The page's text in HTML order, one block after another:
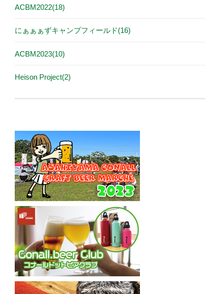
ACBM2022(18)
にぁぁぁずキャンプフィールド(16)
ACBM2023(10)
Heison Project(2)